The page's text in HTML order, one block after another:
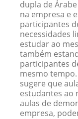
dupla de
na empresa e
participantes
necessidades
estudar ao
também
participantes
mesmo
sugere que
estudantes ao
aulas de
empresa,